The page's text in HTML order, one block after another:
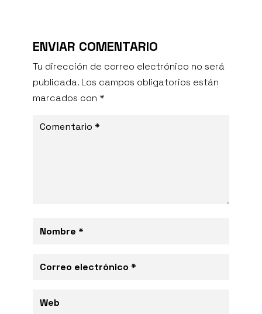
ENVIAR COMENTARIO
Tu dirección de correo electrónico no será
publicada. Los campos obligatorios están
marcados con *